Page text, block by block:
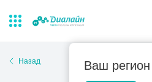
Ваш
Закрыть поиск
Назад